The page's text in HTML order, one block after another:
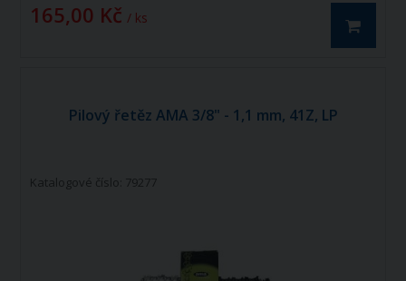
165,00 Kč / ks
Pilový řetěz AMA 3/8" - 1,1 mm, 41Z, LP
Katalogové číslo: 79277